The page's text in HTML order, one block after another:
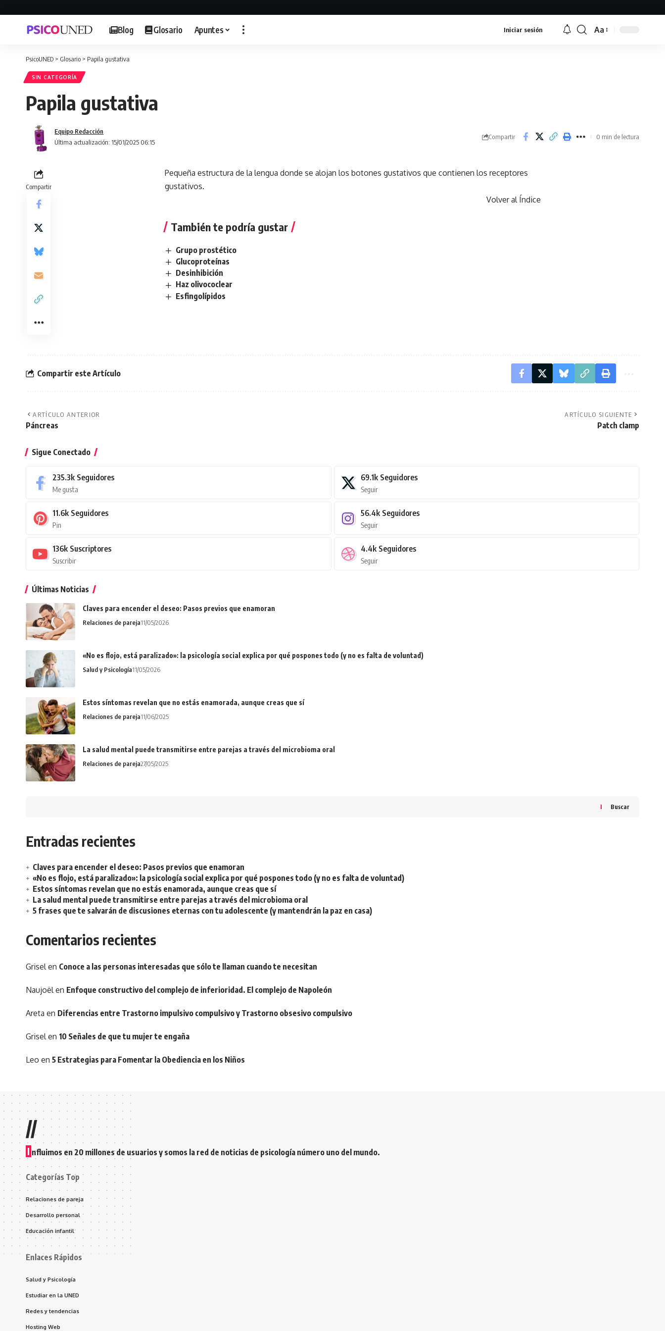
Blog Glosario Apuntes Iniciar sesión
Font
Aa
PsicoUNED > Glosario > Papila gustativa
SIN CATEGORÍA
Papila gustativa
Última actualización: 15/01/2025 06:15
Equipo Redacción
Compartir 0 min de lectura
Compartir
Pequeña estructura de la lengua donde se alojan los botones gustativos que contienen los receptores
gustativos.
Volver al Índice
También te podría gustar
Grupo prostético
Glucoproteínas
Desinhibición
Haz olivococlear
Esfingolípidos
Compartir este Artículo
ARTÍCULO ANTERIOR
Páncreas
ARTÍCULO SIGUIENTE
Patch clamp
Sigue Conectado
235.3k Seguidores
Me gusta
69.1k Seguidores
Seguir
11.6k Seguidores
Pin
56.4k Seguidores
Seguir
136k Suscriptores
Suscribir
4.4k Seguidores
Seguir
Últimas Noticias
Claves para encender el deseo: Pasos previos que enamoran
Relaciones de pareja11/05/2026
«No es flojo, está paralizado»: la psicología social explica por qué pospones todo (y no es falta de voluntad)
Salud y Psicología11/05/2026
Estos síntomas revelan que no estás enamorada, aunque creas que sí
Relaciones de pareja11/06/2025
La salud mental puede transmitirse entre parejas a través del microbioma oral
Relaciones de pareja27/05/2025
Buscar
Entradas recientes
Claves para encender el deseo: Pasos previos que enamoran
«No es flojo, está paralizado»: la psicología social explica por qué pospones todo (y no es falta de voluntad)
Estos síntomas revelan que no estás enamorada, aunque creas que sí
La salud mental puede transmitirse entre parejas a través del microbioma oral
5 frases que te salvarán de discusiones eternas con tu adolescente (y mantendrán la paz en casa)
Comentarios recientes
Griselen Conoce a las personas interesadas que sólo te llaman cuando te necesitan
Naujoëlen Enfoque constructivo del complejo de inferioridad. El complejo de Napoleón
Areta en Diferencias entre Trastorno impulsivo compulsivo y Trastorno obsesivo compulsivo
Griselen 10 Señales de que tu mujer te engaña
Leo en 5 Estrategias para Fomentar la Obediencia en los Niños
//
I nfluimos en 20 millones de usuarios y somos la red de noticias de psicología número uno del mundo.
Categorías Top
Relaciones de pareja
Desarrollo personal
Educación infantil
Enlaces Rápidos
Salud y Psicología
Estudiar en la UNED
Redes y tendencias
Hosting Web